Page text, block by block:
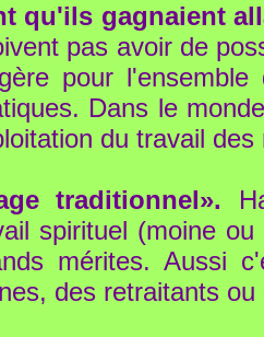
qu'ils gagnaient
pas avoir de
pour
Dans le
du travail
traditionnel».
spirituel (moine
mérites. Aussi
des retraitants